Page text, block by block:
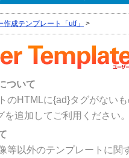
作成テンプレート「utf」 >
ついて
のHTMLに{ad}タグがない
を追加してご利用ください
等以外のテンプレートに関